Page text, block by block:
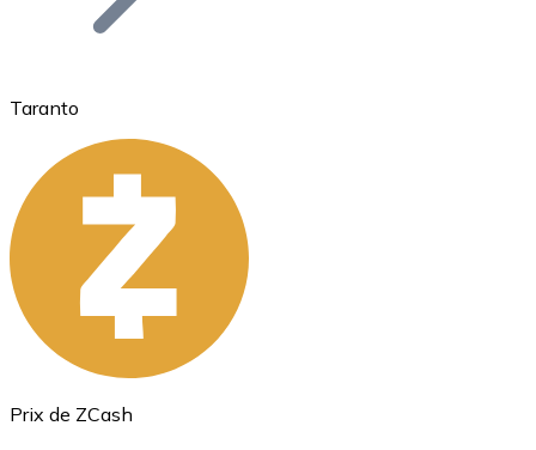
Ethereum
ETH
Taranto
Prix de ZCash